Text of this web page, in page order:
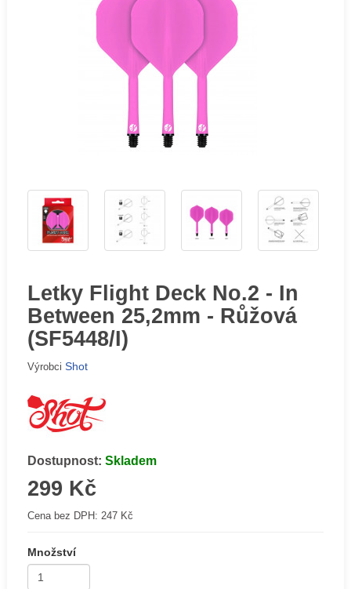
Letky Flight Deck No.2 - In
Between 25,2mm - Růžová
(SF5448/I)
Výrobci Shot
Dostupnost: Skladem
299 Kč
Cena bez DPH: 247 Kč
Množství